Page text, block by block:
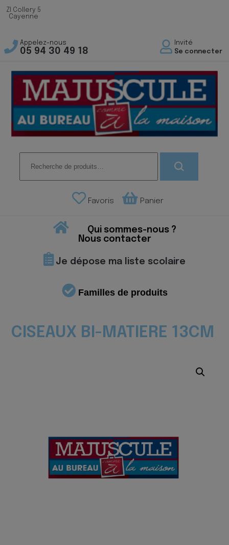
ZI Collery 5
Cayenne
Appelez-nous
05 94 30 49 18
Invité
Se connecter
pour :
Favoris Panier
Qui sommes-nous ?
Nous contacter
Je dépose ma liste scolaire
Familles de produits
CISEAUX BI-MATIERE 13CM